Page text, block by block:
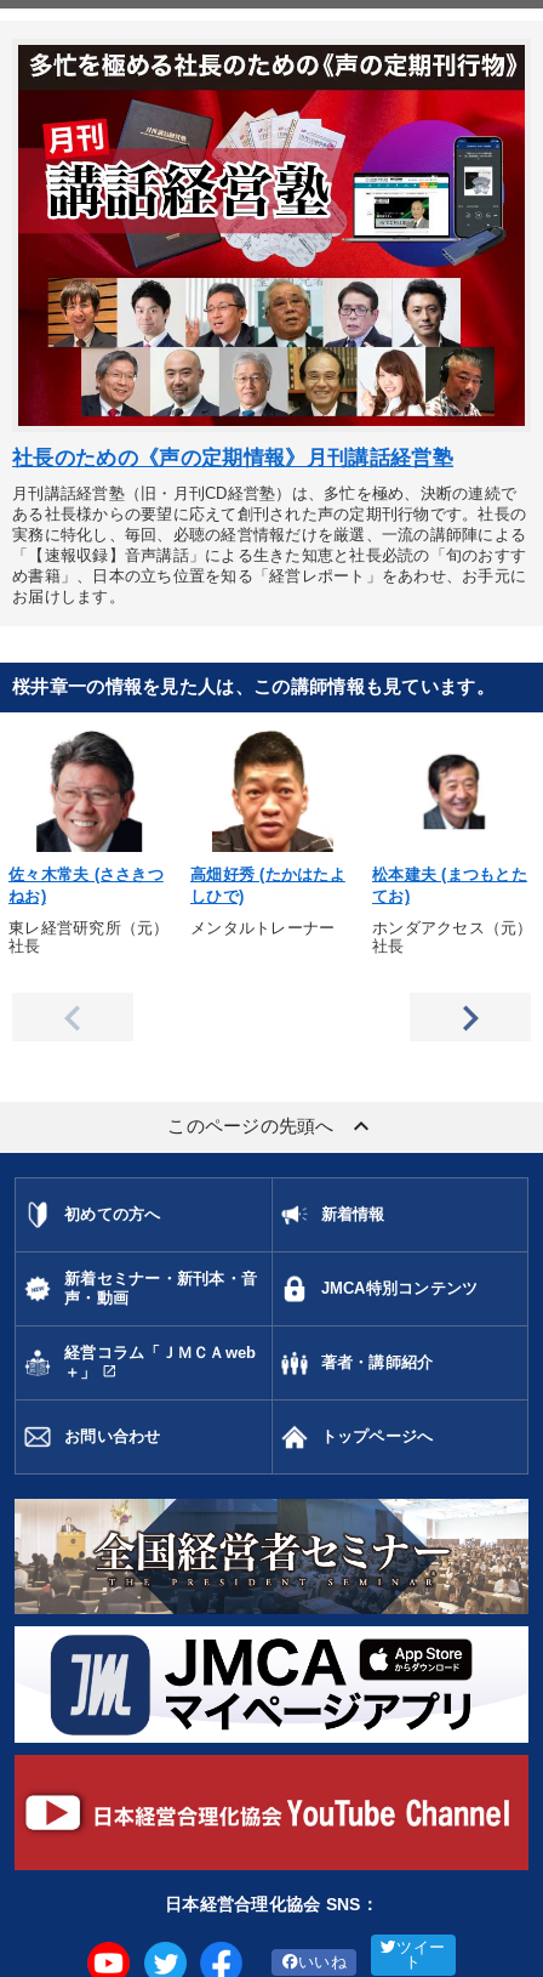
社長のための《声の定期情報》月刊講話経営塾
月刊講話経営塾（旧・月刊CD経営塾）は、多忙を極め、決断の連続で
ある社長様からの要望に応えて創刊された声の定期刊行物です。社長の
実務に特化し、毎回、必聴の経営情報だけを厳選、一流の講師陣による
「【速報収録】音声講話」による生きた知恵と社長必読の「旬のおすす
め書籍」、日本の立ち位置を知る「経営レポート」をあわせ、お手元に
お届けします。
桜井章一の情報を見た人は、この講師情報も見ています。
佐々木常夫 (ささきつ
ねお)
東レ経営研究所（元）
社長
高畑好秀 (たかはたよ
しひで)
メンタルトレーナー
松本建夫 (まつもとた
てお)
ホンダアクセス（元）
社長
このページの先頭へ keyboard_arrow_up
初めての方へ 新着情報
新着セミナー・新刊本・音
声・動画
JMCA特別コンテンツ
経営コラム「ＪＭＣＡweb
＋」
open_in_new
著者・講師紹介
お問い合わせ トップページへ
日本経営合理化協会 SNS：
いいね
ツイー
ト